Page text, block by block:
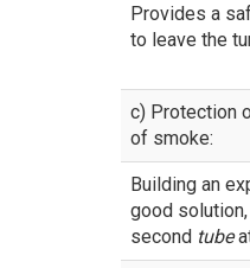
Provides a
to leave the
c) Protection
of smoke:
Building an
good
second tube